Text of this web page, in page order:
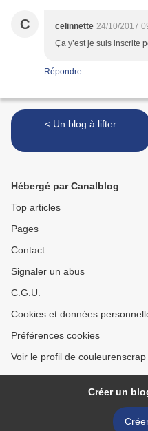
C celinnette 24/10/2017
Ça y’est je suis inscrite
Répondre
< Un blog à lifter
Hébergé par Canalblog
Top articles
Pages
Contact
Signaler un abus
C.G.U.
Cookies et données
Préférences cookies
Voir le profil de
Créer un